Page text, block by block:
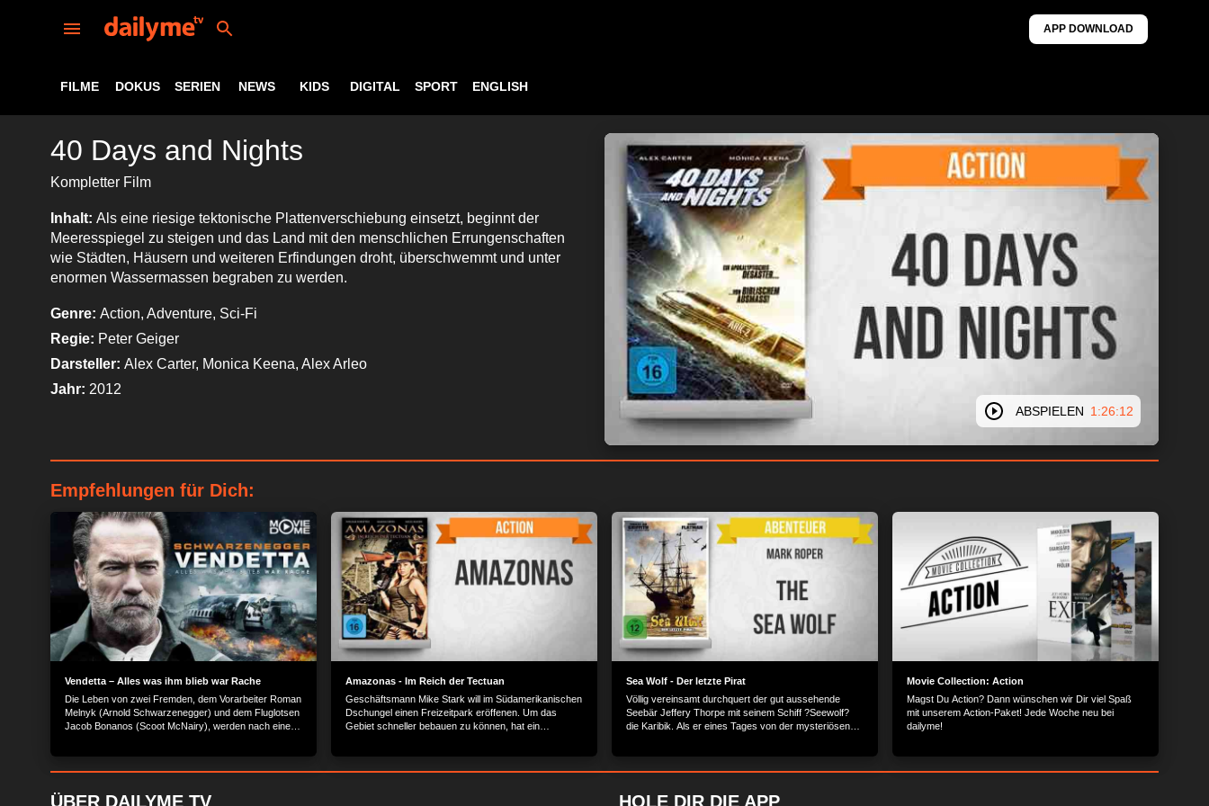
APP DOWNLOAD
FILME DOKUS SERIEN NEWS KIDS DIGITAL SPORT ENGLISH
ABSPIELEN 1:26:12
40 Days and Nights
Kompletter Film
Inhalt: Als eine riesige tektonische Plattenverschiebung einsetzt, beginnt der
Meeresspiegel zu steigen und das Land mit den menschlichen Errungenschaften
wie Städten, Häusern und weiteren Erfindungen droht, überschwemmt und unter
enormen Wassermassen begraben zu werden.
Genre: Action, Adventure, Sci-Fi
Regie: Peter Geiger
Darsteller: Alex Carter, Monica Keena, Alex Arleo
Jahr: 2012
Empfehlungen für Dich:
Vendetta – Alles was ihm blieb war Rache
Die Leben von zwei Fremden, dem Vorarbeiter Roman
Melnyk (Arnold Schwarzenegger) und dem Fluglotsen
Jacob Bonanos (Scoot McNairy), werden nach einem
Passagiere sterben. Darunter sind auch Romans Frau
Amazonas - Im Reich der Tectuan
Geschäftsmann Mike Stark will im Südamerikanischen
Dschungel einen Freizeitpark eröffenen. Um das
Gebiet schneller bebauen zu können, hat ein
Sea Wolf - Der letzte Pirat
Völlig vereinsamt durchquert der gut aussehende
Seebär Jeffery Thorpe mit seinem Schiff ?Seewolf?
die Karibik. Als er eines Tages von der mysteriösen
Movie Collection: Action
Magst Du Action? Dann wünschen wir Dir viel Spaß
mit unserem Action-Paket! Jede Woche neu bei
dailyme!
ÜBER DAILYME TV HOLE DIR DIE APP